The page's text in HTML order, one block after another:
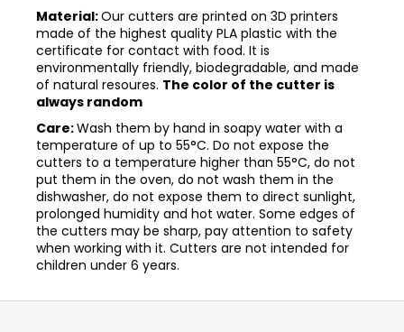
Material:Our cutters are printed on 3D printers
made of the highest quality PLA plastic with the
certificate for contact with food. It is
environmentally friendly, biodegradable, and made
of natural resoures. The color of the cutter is
always random
Care:Wash them by hand in soapy water with a
temperature of up to 55°C. Do not expose the
cutters to a temperature higher than 55°C, do not
put them in the oven, do not wash them in the
dishwasher, do not expose them to direct sunlight,
prolonged humidity and hot water. Some edges of
the cutters may be sharp, pay attention to safety
when working with it. Cutters are not intended for
children under 6 years.
Z